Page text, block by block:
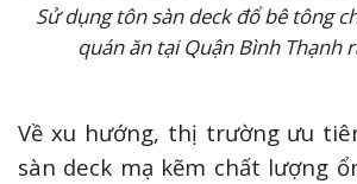
Sử dụng tôn sàn deck đổ bê tông
quán ăn tại Quận Bình Thạnh
Về xu hướng, thị trường ưu
sàn deck mạ kẽm chất lượng